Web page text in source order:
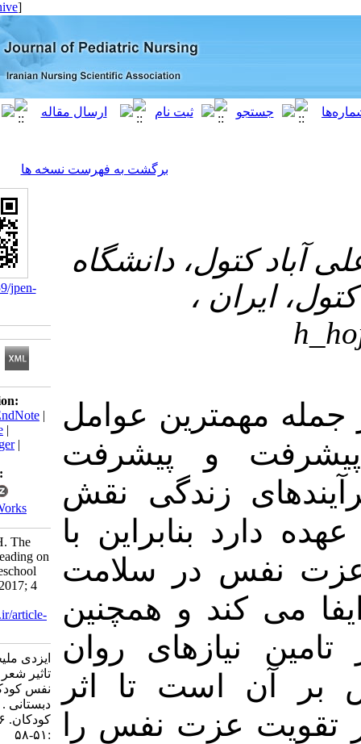
[ English ]
برگشت به فهرست نسخه ها
کتول، دانشگاه
،
عوامل
و پیشرفت
زندگی نقش
بنابراین با
در سلامت
کند و همچنین
روان
است تا اثر
عزت نفس را
Download citation:
BibTeX
EndNote |
Medlars
ProCite|
Reference Manager
Zotero
RefWorks
izadi M, hojjati H. The
effect of poetry reading on
self esteem of preschool
children . JPEN 2017; 4
URL:http://jpen.ir/article-
1-221-fa.html
ایزدی ملیحه، حجتی حمید.
تاثیر شعر خوانی برعزت
نفس کودکان پیش
دبستانی . مجله پرستاری
کودکان. ۱۳۹۶; ۴ (۱)
:۵۱-۵۸